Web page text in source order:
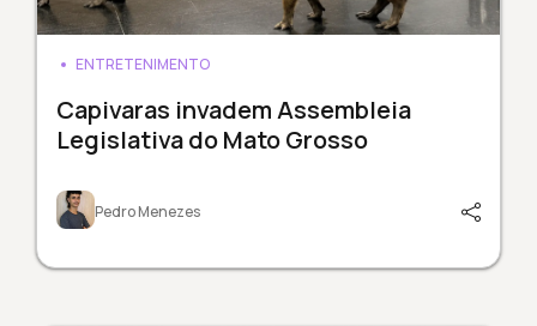
ENTRETENIMENTO
Capivaras invadem Assembleia
Legislativa do Mato Grosso
Pedro Menezes